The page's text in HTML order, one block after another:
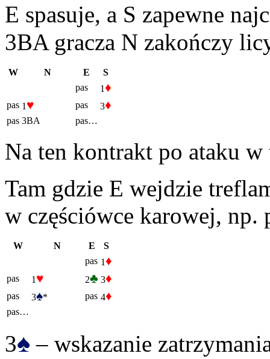
E spasuje, a S zapewne
3BA gracza N zakończy
W N E
S
pas
1♦
pas 1 ♥ pas 3♦
pas 3BA pas…
Na ten kontrakt po ataku
Tam gdzie E wejdzie
w częściówce karowej,
W N E
S
pas 1♦
pas 1 ♥ 2♣ 3♦
pas 3♠* pas 4♦
pas…
3♠ – wskazanie